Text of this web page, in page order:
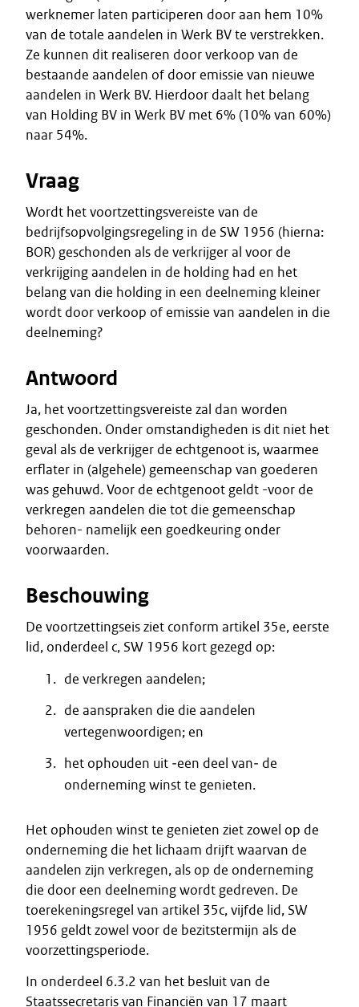
werknemer laten participeren door aan hem 10%
van de totale aandelen in Werk BV te verstrekken.
Ze kunnen dit realiseren door verkoop van de
bestaande aandelen of door emissie van nieuwe
aandelen in Werk BV. Hierdoor daalt het belang
van Holding BV in Werk BV met 6% (10% van 60%)
naar 54%.
Vraag
Wordt het voortzettingsvereiste van de
bedrijfsopvolgingsregeling in de SW 1956 (hierna:
BOR) geschonden als de verkrijger al voor de
verkrijging aandelen in de holding had en het
belang van die holding in een deelneming kleiner
wordt door verkoop of emissie van aandelen in die
deelneming?
Antwoord
Ja, het voortzettingsvereiste zal dan worden
geschonden. Onder omstandigheden is dit niet het
geval als de verkrijger de echtgenoot is, waarmee
erflater in (algehele) gemeenschap van goederen
was gehuwd. Voor de echtgenoot geldt -voor de
verkregen aandelen die tot die gemeenschap
behoren- namelijk een goedkeuring onder
voorwaarden.
Beschouwing
De voortzettingseis ziet conform artikel 35e, eerste
lid, onderdeel c, SW 1956 kort gezegd op:
de verkregen aandelen;
de aanspraken die die aandelen
vertegenwoordigen; en
het ophouden uit ‒een deel van‒ de
onderneming winst te genieten.
Het ophouden winst te genieten ziet zowel op de
onderneming die het lichaam drijft waarvan de
aandelen zijn verkregen, als op de onderneming
die door een deelneming wordt gedreven. De
toerekeningsregel van artikel 35c, vijfde lid, SW
1956 geldt zowel voor de bezitstermijn als de
voorzettingsperiode.
In onderdeel 6.3.2 van het besluit van de
Staatssecretaris van Financiën van 17 maart